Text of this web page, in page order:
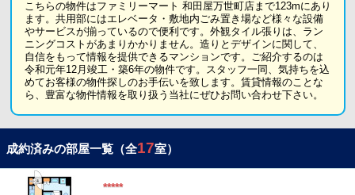
こちらの物件はファミリーマート 和田屋万世町店まで123mにあり
ます。共用部にはエレベータ・敷地内ごみ置き場など様々な設備
やサービスが揃っているので便利です。外観タイル張りは、ラン
ニングコストがあまりかかりません。造りとデザインに関して、
自信をもって情報を提供できるマンションです。ご紹介するのは
令和元年12月竣工・築6年の物件です。スタッフ一同、気持ちを込
めてお客様の物件探しのお手伝いを致します。賃貸情報のことな
ら、豊富な物件情報を取り扱う当社にぜひお問い合わせ下さい。
成約済みの部屋一覧（全17室）
*****